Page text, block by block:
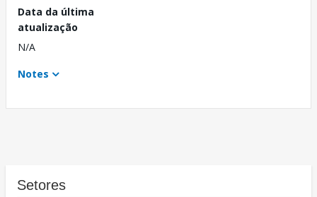
Data da última
atualização
N/A
Notes
Setores